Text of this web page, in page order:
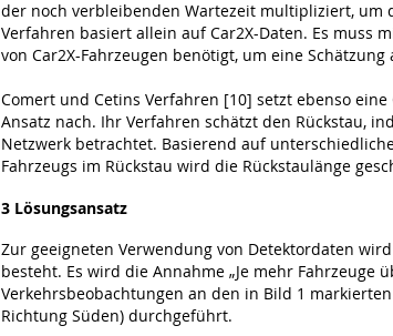
der noch verbleibenden Wartezeit multipliziert, um
Verfahren basiert allein auf Car2X-Daten. Es muss
von Car2X-Fahrzeugen benötigt, um eine
Comert und Cetins Verfahren [10] setzt ebenso
Ansatz nach. Ihr Verfahren schätzt den Rückstau,
Netzwerk betrachtet. Basierend auf
Fahrzeugs im Rückstau wird die Rückstaulänge
3 Lösungsansatz
Zur geeigneten Verwendung von Detektordaten
besteht. Es wird die Annahme „Je mehr
Verkehrsbeobachtungen an den in Bild 1
Richtung Süden) durchgeführt.